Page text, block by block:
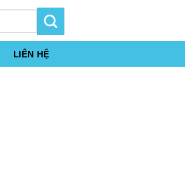
LIÊN HỆ